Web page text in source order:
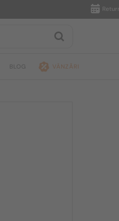
Returnare
BLOG VÂNZĂRI